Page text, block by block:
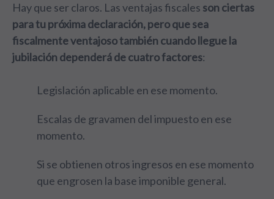
Hay que ser claros. Las ventajas fiscales son ciertas
para tu próxima declaración, pero que sea
fiscalmente ventajoso también cuando llegue la
jubilación dependerá de cuatro factores:
Legislación aplicable en ese momento.
Escalas de gravamen del impuesto en ese
momento.
Si se obtienen otros ingresos en ese momento
que engrosen la base imponible general.